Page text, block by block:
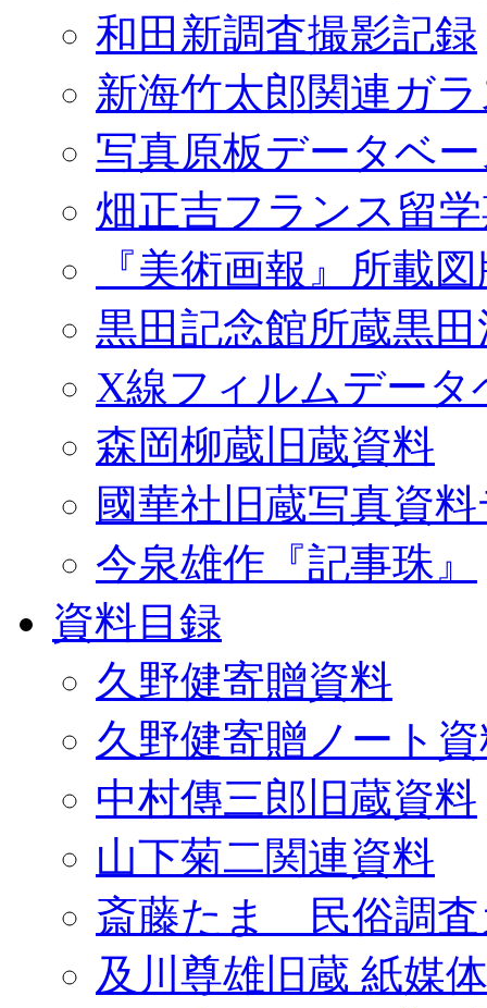
和田新調査撮影記録
新海竹太郎関連ガ
写真原板データベ
畑正吉フランス留
『美術画報』所載
黒田記念館所蔵黒
X線フィルムデータ
森岡柳蔵旧蔵資料
國華社旧蔵写真資
今泉雄作『記事珠』
資料目録
久野健寄贈資料
久野健寄贈ノート
中村傳三郎旧蔵資料
山下菊二関連資料
斎藤たま 民俗調査
及川尊雄旧蔵 紙媒